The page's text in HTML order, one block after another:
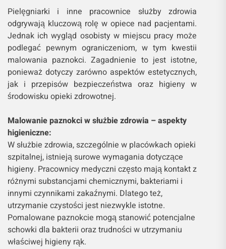
Pielęgniarki i inne pracownice służby zdrowia
odgrywają kluczową rolę w opiece nad pacjentami.
Jednak ich wygląd osobisty w miejscu pracy może
podlegać pewnym ograniczeniom, w tym kwestii
malowania paznokci. Zagadnienie to jest istotne,
ponieważ dotyczy zarówno aspektów estetycznych,
jak i przepisów bezpieczeństwa oraz higieny w
środowisku opieki zdrowotnej.
Malowanie paznokci w służbie zdrowia – aspekty
higieniczne:
W służbie zdrowia, szczególnie w placówkach opieki
szpitalnej, istnieją surowe wymagania dotyczące
higieny. Pracownicy medyczni często mają kontakt z
różnymi substancjami chemicznymi, bakteriami i
innymi czynnikami zakaźnymi. Dlatego też,
utrzymanie czystości jest niezwykle istotne.
Pomalowane paznokcie mogą stanowić potencjalne
schowki dla bakterii oraz trudności w utrzymaniu
właściwej higieny rąk.